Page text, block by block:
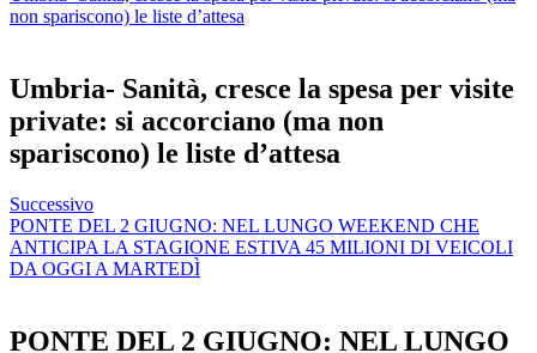
non spariscono) le liste d’attesa
Umbria- Sanità, cresce la spesa per visite
private: si accorciano (ma non
spariscono) le liste d’attesa
Successivo
PONTE DEL 2 GIUGNO: NEL LUNGO WEEKEND CHE
ANTICIPA LA STAGIONE ESTIVA 45 MILIONI DI VEICOLI
DA OGGI A MARTEDÌ
PONTE DEL 2 GIUGNO: NEL LUNGO